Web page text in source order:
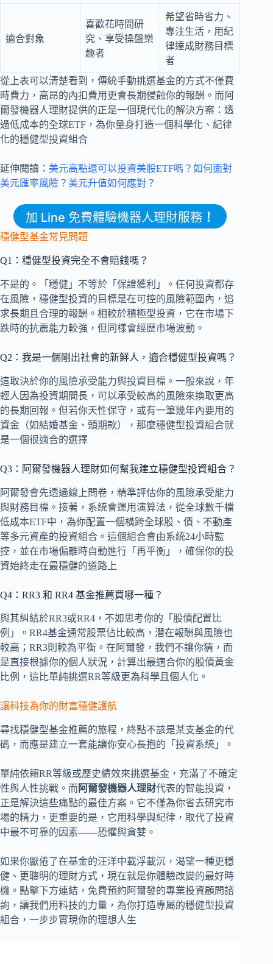
適合對象
喜歡花時間研
究、享受操盤樂
趣者
希望省時省力、
專注生活，用紀
律達成財務目標
者
從上表可以清楚看到，傳統手動挑選基金的方式不僅費
時費力，高昂的內扣費用更會長期侵蝕你的報酬。而阿
爾發機器人理財提供的正是一個現代化的解決方案：透
過低成本的全球ETF，為你量身打造一個科學化、紀律
化的穩健型投資組合
延伸閱讀： 美元高點還可以投資美股ETF嗎？如何面對
美元匯率風險？美元升值如何應對？
加 Line 免費體驗機器人理財服務 ！
穩健型基金常見問題
Q1：穩健型投資完全不會賠錢嗎？
不是的。「穩健」不等於「保證獲利」。任何投資都存
在風險，穩健型投資的目標是在可控的風險範圍內，追
求長期且合理的報酬。相較於積極型投資，它在市場下
跌時的抗震能力較強，但同樣會經歷市場波動。
Q2：我是一個剛出社會的新鮮人，適合穩健型投資嗎？
這取決於你的風險承受能力與投資目標。一般來說，年
輕人因為投資期間長，可以承受較高的風險來換取更高
的長期回報。但若你天性保守，或有一筆幾年內要用的
資金（如結婚基金、頭期款），那麼穩健型投資組合就
是一個很適合的選擇
Q3：阿爾發機器人理財如何幫我建立穩健型投資組合？
阿爾發會先透過線上問卷，精準評估你的風險承受能力
與財務目標。接著，系統會運用演算法，從全球數千檔
低成本ETF中，為你配置一個橫跨全球股、債、不動產
等多元資產的投資組合。這個組合會由系統24小時監
控，並在市場偏離時自動進行「再平衡」，確保你的投
資始終走在最穩健的道路上
Q4：RR3 和 RR4 基金推薦買哪一種？
與其糾結於RR3或RR4，不如思考你的「股債配置比
例」。RR4基金通常股票佔比較高，潛在報酬與風險也
較高；RR3則較為平衡。在阿爾發，我們不讓你猜，而
是直接根據你的個人狀況，計算出最適合你的股債黃金
比例，這比單純挑選RR等級更為科學且個人化。
讓科技為你的財富穩健護航
尋找穩健型基金推薦的旅程，終點不該是某支基金的代
碼，而應是建立一套能讓你安心長抱的「投資系統」。
單純依賴RR等級或歷史績效來挑選基金，充滿了不確定
性與人性挑戰。而 阿爾發機器人理財代表的智能投資，
正是解決這些痛點的最佳方案。它不僅為你省去研究市
場的精力，更重要的是，它用科學與紀律，取代了投資
中最不可靠的因素——恐懼與貪婪。
如果你厭倦了在基金的汪洋中載浮載沉，渴望一種更穩
健、更聰明的理財方式，現在就是你體驗改變的最好時
機。點擊下方連結，免費預約阿爾發的專業投資顧問諮
詢，讓我們用科技的力量，為你打造專屬的穩健型投資
組合，一步步實現你的理想人生